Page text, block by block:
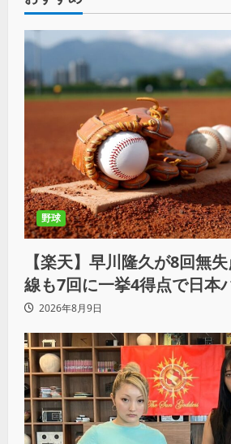
野球
【楽天】早川隆久が8回無
線も7回に一挙4得点で日本
2026年8月9日